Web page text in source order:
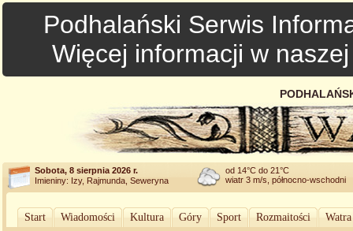
Podhalański Serwis
Więcej informacji w
Sobota, 8 sierpnia 2026 r.
Imieniny: Izy, Rajmunda, Seweryna
od 14°C do 21°C
wiatr 3 m/s, północno-wschodni
Start Wiadomości Kultura Góry Sport Rozmaitości